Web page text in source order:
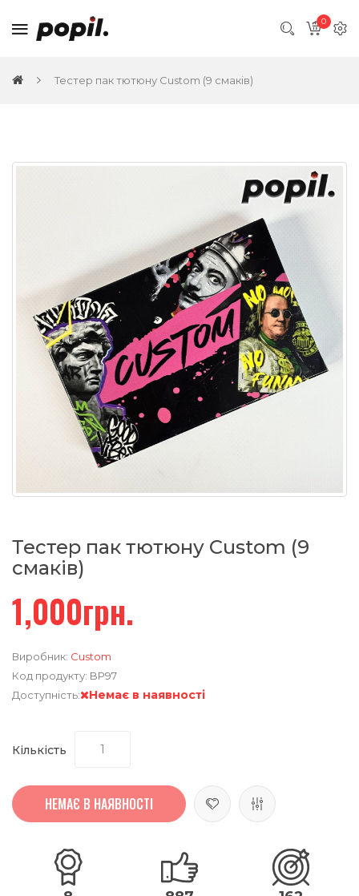
0
Тестер пак тютюну Custom (9 смаків)
Тестер пак тютюну Custom (9
смаків)
1,000грн.
Виробник: Custom
Код продукту: BP97
Доступність:
Немає в наявності
Кількість
НЕМАЄ В НАЯВНОСТІ